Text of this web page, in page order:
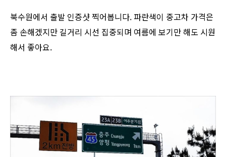
북수원에서 출발 인증샷 찍어봅니다. 파란색이 중고차 가격은
좀 손해겠지만 길거리 시선 집중되며 여름에 보기만 해도 시원
해서 좋아요.